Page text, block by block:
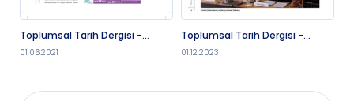
Toplumsal Tarih Dergisi -
1.6.2021
01.06.2021
Toplumsal Tarih Dergisi -
1.12.2023
01.12.2023